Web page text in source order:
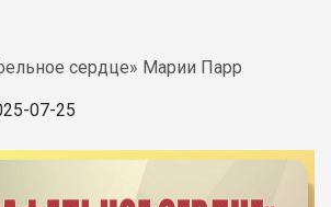
сердце» Марии Парр
07-25